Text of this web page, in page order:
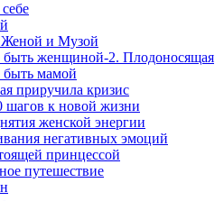
Женой и Музой
быть женщиной-2. Плодоносящая
быть мамой
приручила кризис
шагов к новой жизни
женской энергии
негативных эмоций
принцессой
путешествие